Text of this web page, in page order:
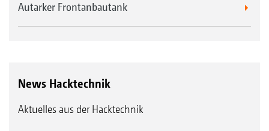
Autarker Frontanbautank
News Hacktechnik
Aktuelles aus der Hacktechnik